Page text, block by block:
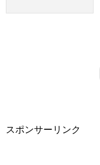
スポンサーリンク